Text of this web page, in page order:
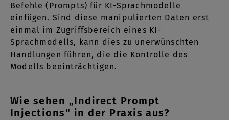
Befehle (Prompts) für KI-Sprachmodelle
einfügen. Sind diese manipulierten Daten erst
einmal im Zugriffsbereich eines KI-
Sprachmodells, kann dies zu unerwünschten
Handlungen führen, die die Kontrolle des
Modells beeinträchtigen.
Wie sehen „Indirect Prompt
Injections“ in der Praxis aus?